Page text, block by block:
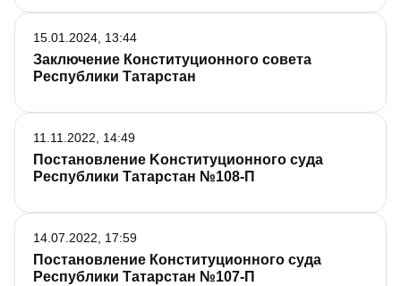
Заключение Конституционного совета
Республики Татарстан
15.01.2024, 13:44
Постановление Koнституционного суда
Республики Татарстан №108­-П
11.11.2022, 14:49
Постановление Конституционного суда
Республики Татарстан №107-П
14.07.2022, 17:59